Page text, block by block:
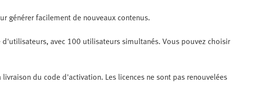
générer facilement de nouveaux contenus.
avec 100 utilisateurs simultanés. Vous pouvez choisir
du code d'activation. Les licences ne sont pas renouvelées